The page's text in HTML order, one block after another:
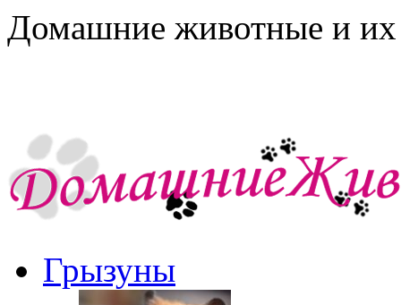
Домашние животные и их
Грызуны